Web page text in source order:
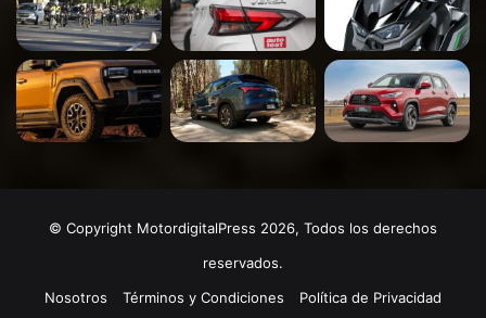
© Copyright MotordigitalPress 2026, Todos los derechos
reservados.
Nosotros
Términos y Condiciones Política de Privacidad